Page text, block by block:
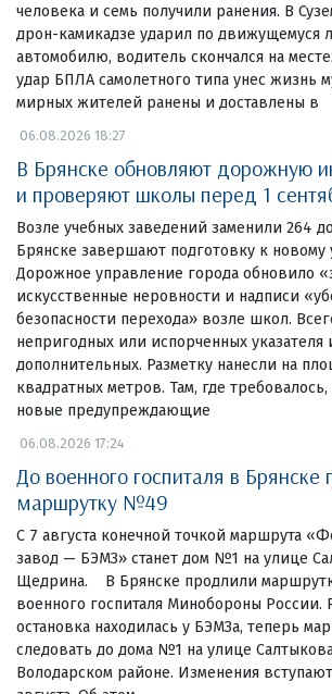
человека и семь получили ранения. В
дрон-камикадзе ударил по движущемуся
автомобилю, водитель скончался на
удар БПЛА самолетного типа унес жизнь
мирных жителей ранены и доставлены в
06.08.2026 18:27
В Брянске обновляют дорожную
и проверяют школы перед 1
Возле учебных заведений заменили 264
Брянске завершают подготовку к новому
Дорожное управление города обновило
искусственные неровности и надписи
безопасности перехода» возле школ.
непригодных или испорченных указателя
дополнительных. Разметку нанесли на
квадратных метров. Там, где
новые предупреждающие
06.08.2026 17:24
До военного госпиталя в Брянске
маршрутку №49
С 7 августа конечной точкой маршрута
завод — БЭМЗ» станет дом №1 на улице
Щедрина. В Брянске продлили
военного госпиталя Минобороны России.
остановка находилась у БЭМЗа, теперь
следовать до дома №1 на улице
Володарском районе. Изменения